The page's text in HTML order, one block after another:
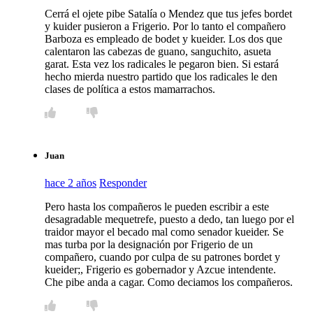
Cerrá el ojete pibe Satalía o Mendez que tus jefes bordet
y kuider pusieron a Frigerio. Por lo tanto el compañero
Barboza es empleado de bodet y kueider. Los dos que
calentaron las cabezas de guano, sanguchito, asueta
garat. Esta vez los radicales le pegaron bien. Si estará
hecho mierda nuestro partido que los radicales le den
clases de política a estos mamarrachos.
Juan
hace 2 años Responder
Pero hasta los compañeros le pueden escribir a este
desagradable mequetrefe, puesto a dedo, tan luego por el
traidor mayor el becado mal como senador kueider. Se
mas turba por la designación por Frigerio de un
compañero, cuando por culpa de su patrones bordet y
kueider;, Frigerio es gobernador y Azcue intendente.
Che pibe anda a cagar. Como deciamos los compañeros.